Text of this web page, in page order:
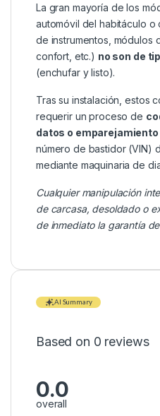
La gran mayoría de los
automóvil del habitáculo o
de instrumentos, módulos
confort, etc.) no son de
(enchufar y listo).
Tras su instalación, estos
requerir un proceso de
datos o
número de bastidor (VIN)
mediante maquinaria de
Cualquier manipulación
de carcasa, desoldado o
de inmediato la garantía
AI Summary
Based on 0 reviews
0.0
overall